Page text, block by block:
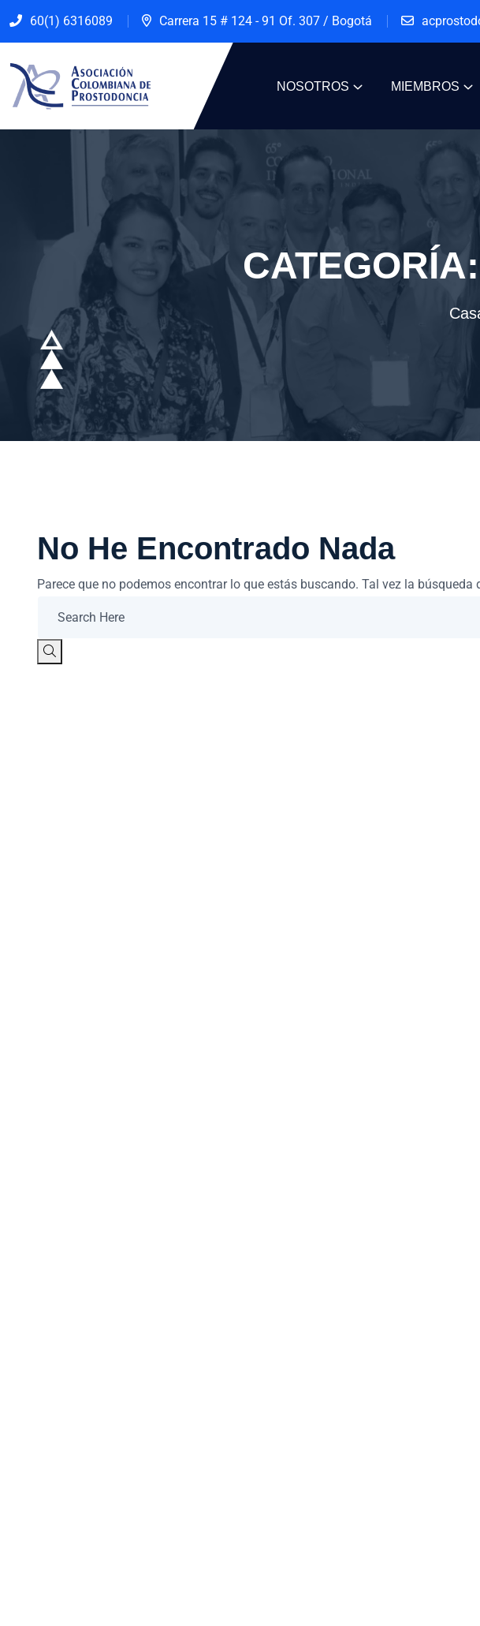
60(1) 6316089 Carrera 15 # 124 - 91 Of. 307 / Bogotá
NOSOTROS MIEMBROS
No He Encontrado Nada
Parece que no podemos encontrar lo que estás buscando. Tal vez la búsqueda